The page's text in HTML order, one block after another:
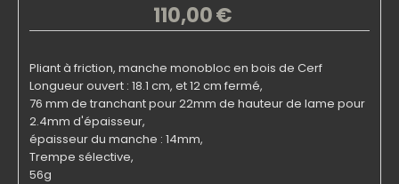
110,00€
Pliant à friction, manche monobloc en bois de Cerf
Longueur ouvert : 18.1 cm, et 12 cm fermé,
76 mm de tranchant pour 22mm de hauteur de lame pour
2.4mm d'épaisseur,
épaisseur du manche : 14mm,
Trempe sélective,
56g